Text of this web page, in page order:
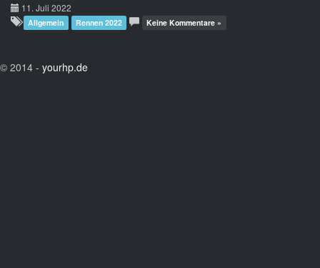
11. Juli 2022
Allgemein Rennen 2022 Keine Kommentare »
© 2014 - yourhp.de